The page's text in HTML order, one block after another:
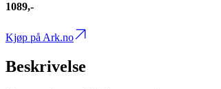
1089,-
Kjøp på Ark.no
Beskrivelse